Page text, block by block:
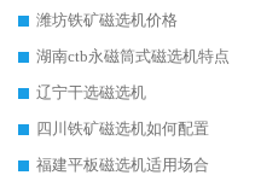
潍坊铁矿磁选机价格
湖南ctb永磁筒式磁选机特点
辽宁干选磁选机
四川铁矿磁选机如何配置
福建平板磁选机适用场合